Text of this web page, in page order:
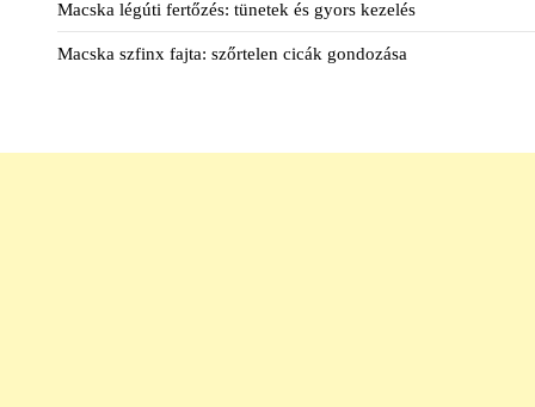
Macska légúti fertőzés: tünetek és gyors kezelés
Macska szfinx fajta: szőrtelen cicák gondozása